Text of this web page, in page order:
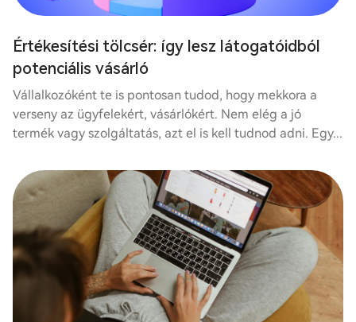
Értékesítési tölcsér: így lesz látogatóidból
potenciális vásárló
Vállalkozóként te is pontosan tudod, hogy mekkora a
verseny az ügyfelekért, vásárlókért. Nem elég a jó
termék vagy szolgáltatás, azt el is kell tudnod adni. Egy...